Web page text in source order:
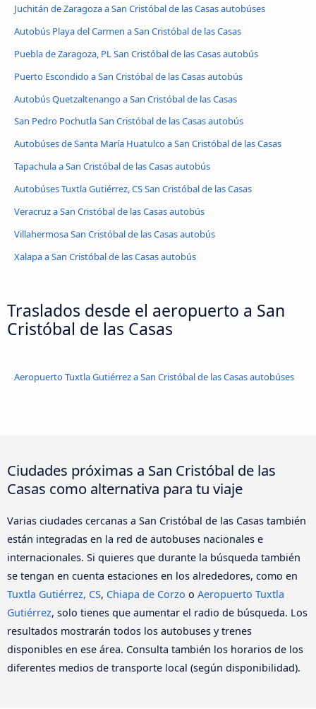
Juchitán de Zaragoza a San Cristóbal de las Casas autobúses
Autobús Playa del Carmen a San Cristóbal de las Casas
Puebla de Zaragoza, PL San Cristóbal de las Casas autobús
Puerto Escondido a San Cristóbal de las Casas autobús
Autobús Quetzaltenango a San Cristóbal de las Casas
San Pedro Pochutla San Cristóbal de las Casas autobús
Autobúses de Santa María Huatulco a San Cristóbal de las Casas
Tapachula a San Cristóbal de las Casas autobús
Autobúses Tuxtla Gutiérrez, CS San Cristóbal de las Casas
Veracruz a San Cristóbal de las Casas autobús
Villahermosa San Cristóbal de las Casas autobús
Xalapa a San Cristóbal de las Casas autobús
Traslados desde el aeropuerto a San
Cristóbal de las Casas
Aeropuerto Tuxtla Gutiérrez a San Cristóbal de las Casas autobúses
Ciudades próximas a San Cristóbal de las
Casas como alternativa para tu viaje
Varias ciudades cercanas a San Cristóbal de las Casas también
están integradas en la red de autobuses nacionales e
internacionales. Si quieres que durante la búsqueda también
se tengan en cuenta estaciones en los alrededores, como en
Tuxtla Gutiérrez, CS, Chiapa de Corzo o Aeropuerto Tuxtla
Gutiérrez, solo tienes que aumentar el radio de búsqueda. Los
resultados mostrarán todos los autobuses y trenes
disponibles en ese área. Consulta también los horarios de los
diferentes medios de transporte local (según disponibilidad).